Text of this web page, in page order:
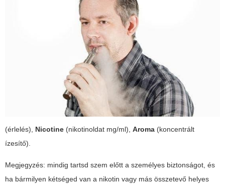
(érlelés), Nicotine (nikotinoldat mg/ml), Aroma (koncentrált
ízesítő).
Megjegyzés: mindig tartsd szem előtt a személyes biztonságot, és
ha bármilyen kétséged van a nikotin vagy más összetevő helyes